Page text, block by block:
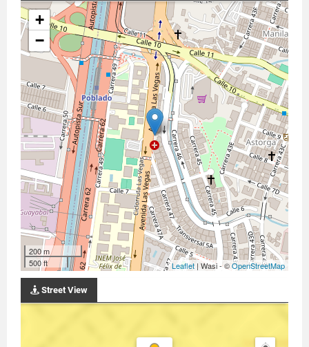
+
−
200 m
500 ft
Leaflet | Wasi - ©OpenStreetMap
Street View